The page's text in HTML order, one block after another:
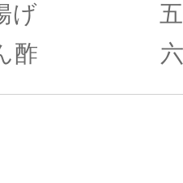
揚げ 五
酢 六八